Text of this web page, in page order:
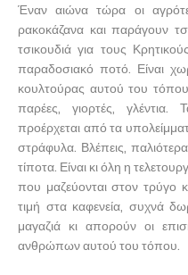
Έναν αιώνα τώρα οι
ρακοκάζανα και παράγουν
τσικουδιά για τους
παραδοσιακό ποτό. Είναι
κουλτούρας αυτού του
παρέες, γιορτές,
προέρχεται από τα
στράφυλα. Βλέπεις,
τίποτα. Είναι κι όλη η
που μαζεύονται στον τρύγο
τιμή στα καφενεία, συχνά
μαγαζιά κι απορούν οι
ανθρώπων αυτού του τόπου.